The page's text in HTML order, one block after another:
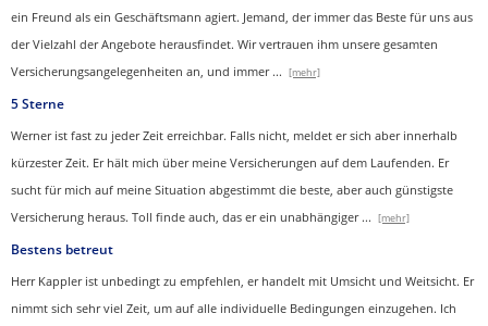
ein Freund als ein Geschäftsmann agiert. Jemand, der immer das Beste für uns aus
der Vielzahl der Angebote herausfindet. Wir vertrauen ihm unsere gesamten
Versicherungsangelegenheiten an, und immer... [mehr]
5 Sterne
Werner ist fast zu jeder Zeit erreichbar. Falls nicht, meldet er sich aber innerhalb
kürzester Zeit. Er hält mich über meine Versicherungen auf dem Laufenden. Er
sucht für mich auf meine Situation abgestimmt die beste, aber auch günstigste
Versicherung heraus. Toll finde auch, das er ein unabhängiger ... [mehr]
Bestens betreut
Herr Kappler ist unbedingt zu empfehlen, er handelt mit Umsicht und Weitsicht. Er
nimmt sich sehr viel Zeit, um auf alle individuelle Bedingungen einzugehen. Ich